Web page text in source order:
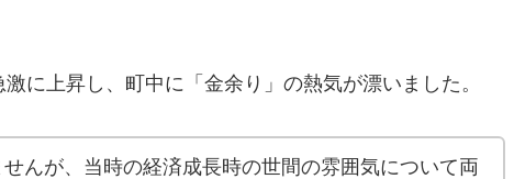
に上昇し、町中に「金余り」の熱気が漂いました。
んが、当時の経済成長時の世間の雰囲気について両